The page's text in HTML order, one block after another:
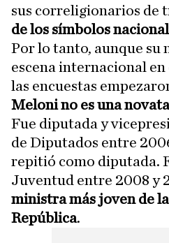
sus correligionarios de
de los símbolos
Por lo tanto, aunque su
escena internacional
las encuestas
Meloni no es una
Fue diputada y
de Diputados entre
repitió como diputada.
Juventud entre 2008 y
ministra más joven de
República.